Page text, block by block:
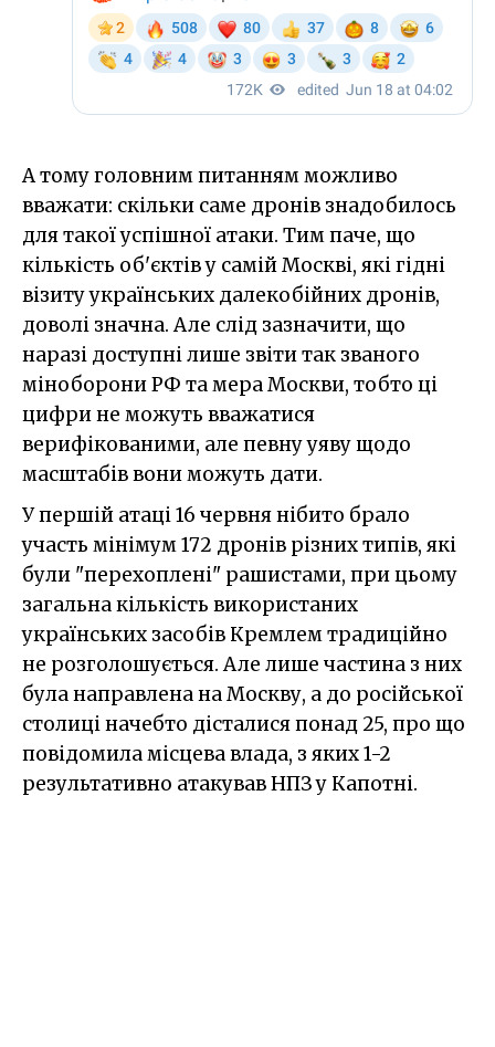
А тому головним питанням можливо
вважати: скільки саме дронів знадобилось
для такої успішної атаки. Тим паче, що
кількість об'єктів у самій Москві, які гідні
візиту українських далекобійних дронів,
доволі значна. Але слід зазначити, що
наразі доступні лише звіти так званого
міноборони РФ та мера Москви, тобто ці
цифри не можуть вважатися
верифікованими, але певну уяву щодо
масштабів вони можуть дати.
У першій атаці 16 червня нібито брало
участь мінімум 172 дронів різних типів, які
були "перехоплені" рашистами, при цьому
загальна кількість використаних
українських засобів Кремлем традиційно
не розголошується. Але лише частина з них
була направлена на Москву, а до російської
столиці начебто дісталися понад 25, про що
повідомила місцева влада, з яких 1-2
результативно атакував НПЗ у Капотні.